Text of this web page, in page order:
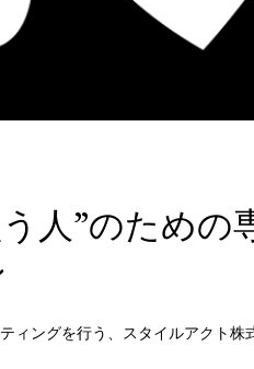
人”のため
ィングを行う、スタイルアクト